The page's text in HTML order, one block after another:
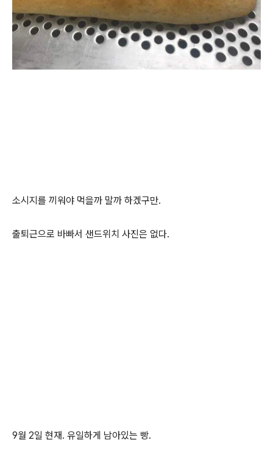
소시지를 끼워야 먹을까 말까 하겠구만.
출퇴근으로 바빠서 샌드위치 사진은 없다.
9월 2일 현재. 유일하게 남아있는 빵.